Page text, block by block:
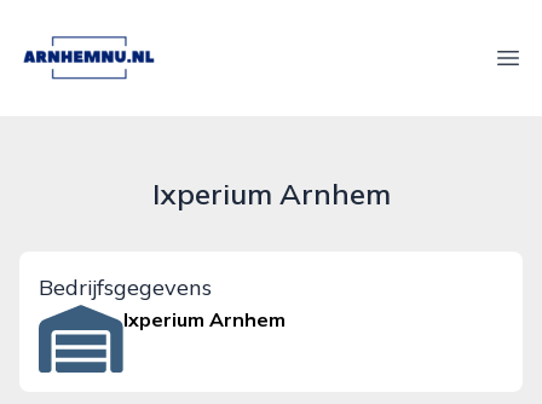
arnhemnu.nl
Ixperium Arnhem
Bedrijfsgegevens
Ixperium Arnhem